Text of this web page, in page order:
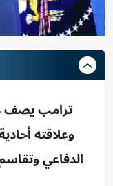
ترامب يصف
وعلاقته
الدفاعي